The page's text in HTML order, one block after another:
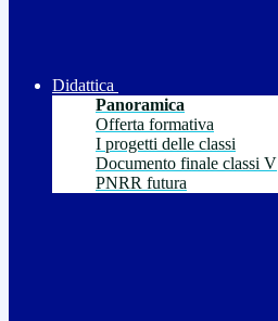
Didattica
Panoramica
Offerta formativa
I progetti delle classi
Documento finale classi V
PNRR futura